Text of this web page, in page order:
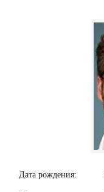
Дата рождения: